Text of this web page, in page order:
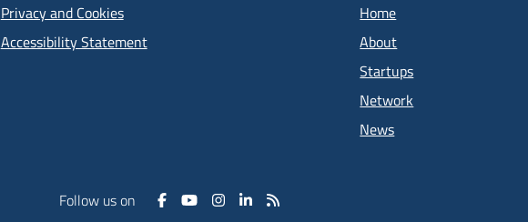
Privacy and Cookies
Accessibility Statement
Home
About
Startups
Network
News
Follow us on